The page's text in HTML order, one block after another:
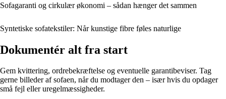
Sofagaranti og cirkulær økonomi – sådan hænger det sammen
Syntetiske sofatekstiler: Når kunstige fibre føles naturlige
Dokumentér alt fra start
Gem kvittering, ordrebekræftelse og eventuelle garantibeviser. Tag
gerne billeder af sofaen, når du modtager den – især hvis du opdager
små fejl eller uregelmæssigheder.